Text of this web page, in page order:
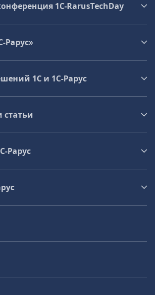
1C‑RarusTechDay
Рарус»
1С и 1С‑Рарус
Рарус